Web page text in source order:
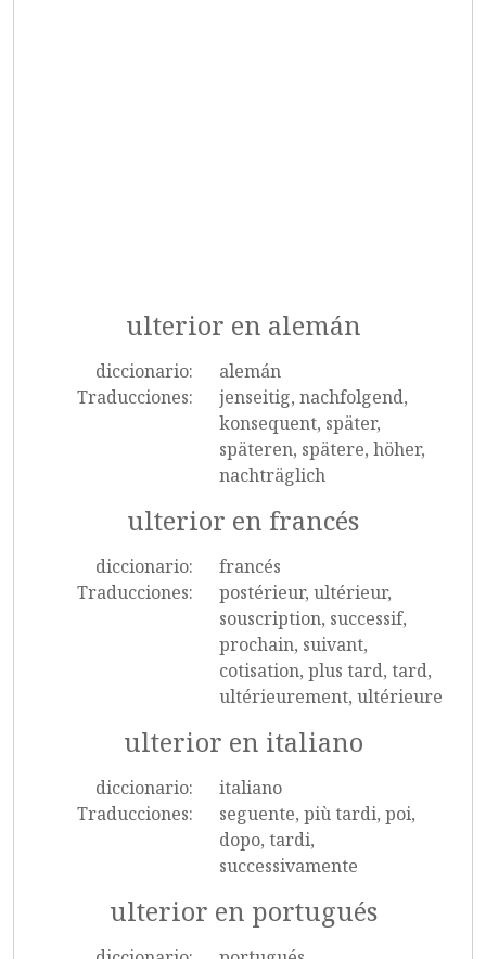
ulterior en alemán
diccionario:
alemán
Traducciones:
jenseitig, nachfolgend,
konsequent, später,
späteren, spätere, höher,
nachträglich
ulterior en francés
diccionario:
francés
Traducciones:
postérieur, ultérieur,
souscription, successif,
prochain, suivant,
cotisation, plus tard, tard,
ultérieurement, ultérieure
ulterior en italiano
diccionario:
italiano
Traducciones:
seguente, più tardi, poi,
dopo, tardi,
successivamente
ulterior en portugués